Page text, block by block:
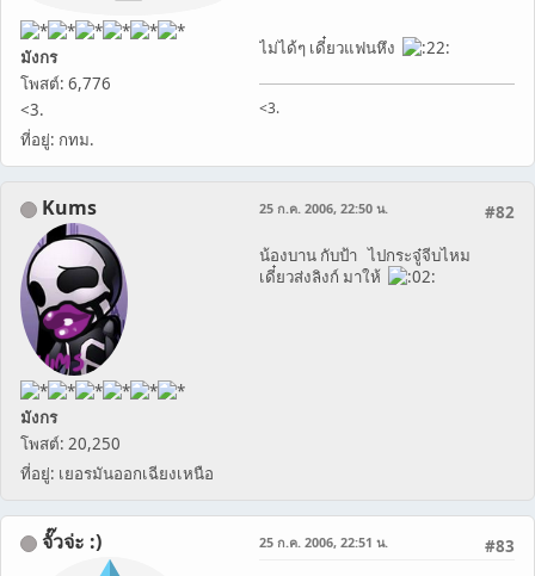
มังกร
โพสต์: 6,776
<3.
ที่อยู่: กทม.
ไม่ได้ๆ เดี๋ยวแฟนหึง
<3.
Kums
มังกร
โพสต์: 20,250
ที่อยู่: เยอรมันออกเฉียงเหนือ
#82
25 ก.ค. 2006, 22:50 น.
น้องบาน กับป้า ไปกระจู๋จีบไหม
เดี๋ยวส่งลิงก์ มาให้
จั๊วจ่ะ :) #83
25 ก.ค. 2006, 22:51 น.